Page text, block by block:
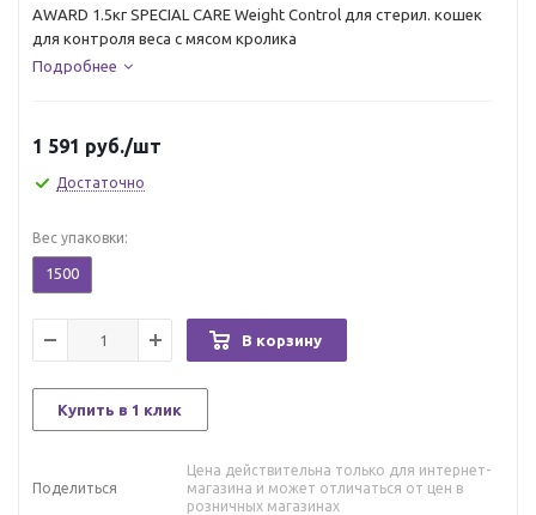
AWARD 1.5кг SPECIAL CARE Weight Control для стерил. кошек
для контроля веса с мясом кролика
Подробнее
1 591 руб./шт
Достаточно
Вес упаковки:
1500
В корзину
Купить в 1 клик
Поделиться
Цена действительна только для интернет-
магазина и может отличаться от цен в
розничных магазинах